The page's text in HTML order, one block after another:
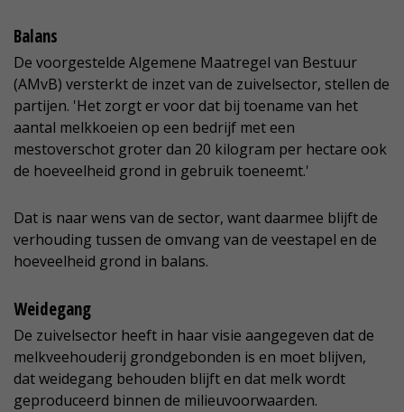
Balans
De voorgestelde Algemene Maatregel van Bestuur
(AMvB) versterkt de inzet van de zuivelsector, stellen de
partijen. 'Het zorgt er voor dat bij toename van het
aantal melkkoeien op een bedrijf met een
mestoverschot groter dan 20 kilogram per hectare ook
de hoeveelheid grond in gebruik toeneemt.'
Dat is naar wens van de sector, want daarmee blijft de
verhouding tussen de omvang van de veestapel en de
hoeveelheid grond in balans.
Weidegang
De zuivelsector heeft in haar visie aangegeven dat de
melkveehouderij grondgebonden is en moet blijven,
dat weidegang behouden blijft en dat melk wordt
geproduceerd binnen de milieuvoorwaarden.